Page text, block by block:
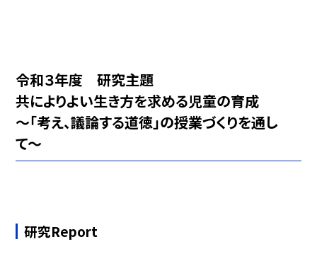
令和３年度 研究主題
共によりよい生き方を求める児童の育成
〜「考え、議論する道徳」の授業づくりを通し
て〜
研究Report